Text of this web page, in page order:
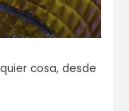
cosa, desde